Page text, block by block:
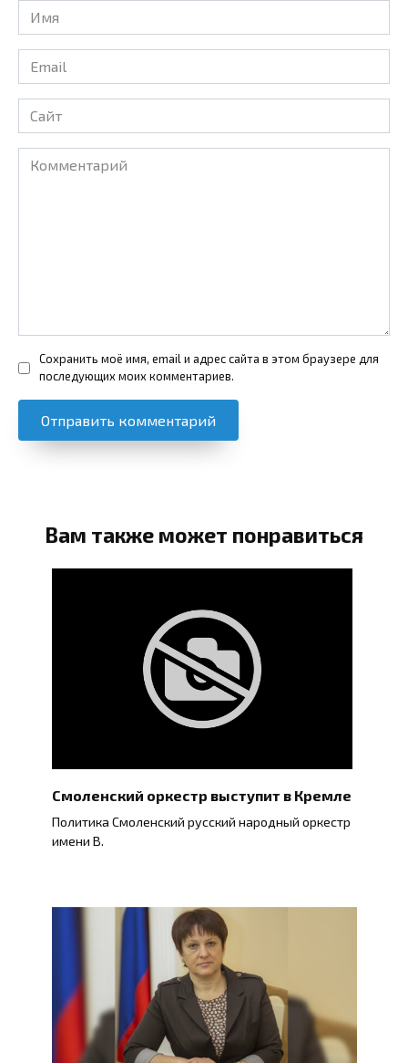
Имя
*
Email
*
Сайт
Комментарий
Сохранить моё имя, email и адрес сайта в этом браузере для
последующих моих комментариев.
Вам также может понравиться
Смоленский оркестр выступит в Кремле
Политика Смоленский русский народный оркестр
имени В.